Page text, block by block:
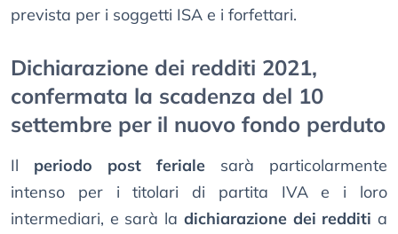
prevista per i soggetti ISA e i forfettari.
Dichiarazione dei redditi 2021,
confermata la scadenza del 10
settembre per il nuovo fondo perduto
Il periodo post feriale sarà particolarmente
intenso per i titolari di partita IVA e i loro
intermediari, e sarà la dichiarazione dei redditi a